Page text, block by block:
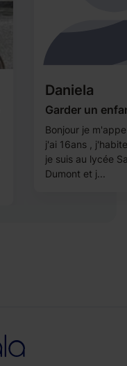
Daniela
Garder un
Bonjour je
j'ai 16ans ,
je suis au lycée
Dumont et j...